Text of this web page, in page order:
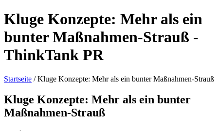
Kluge Konzepte: Mehr als ein
bunter Maßnahmen-Strauß -
ThinkTank PR
Startseite / Kluge Konzepte: Mehr als ein bunter Maßnahmen-Strauß
Kluge Konzepte: Mehr als ein bunter
Maßnahmen-Strauß